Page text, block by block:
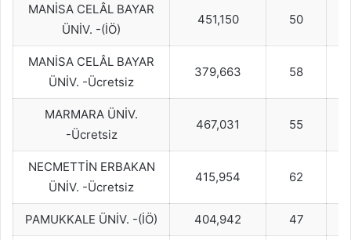
MANİSA CELÂL BAYAR
ÜNİV. -(İÖ)
451,150 50
MANİSA CELÂL BAYAR
ÜNİV. -Ücretsiz
379,663 58
MARMARA ÜNİV.
-Ücretsiz
467,031 55
NECMETTİN ERBAKAN
ÜNİV. -Ücretsiz
415,954 62
PAMUKKALE ÜNİV. -(İÖ) 404,942 47